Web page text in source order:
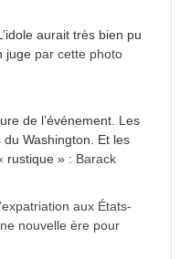
aurait très bien pu
juge par cette photo
de l’événement. Les
du Washington. Et les
rustique » : Barack
aux États-
nouvelle ère pour